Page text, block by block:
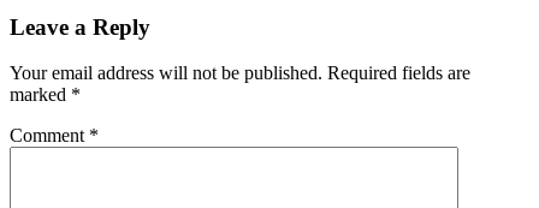
Leave a Reply
Your email address will not be published. Required fields are
marked *
Comment *